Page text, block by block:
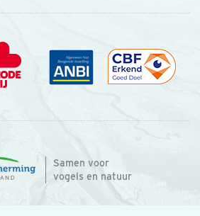
Samen voor
vogels en natuur